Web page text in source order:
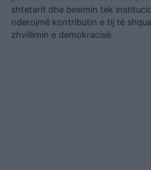
shtetarit dhe besimin tek
nderojmë kontributin e tij të
zhvillimin e demokracisë.